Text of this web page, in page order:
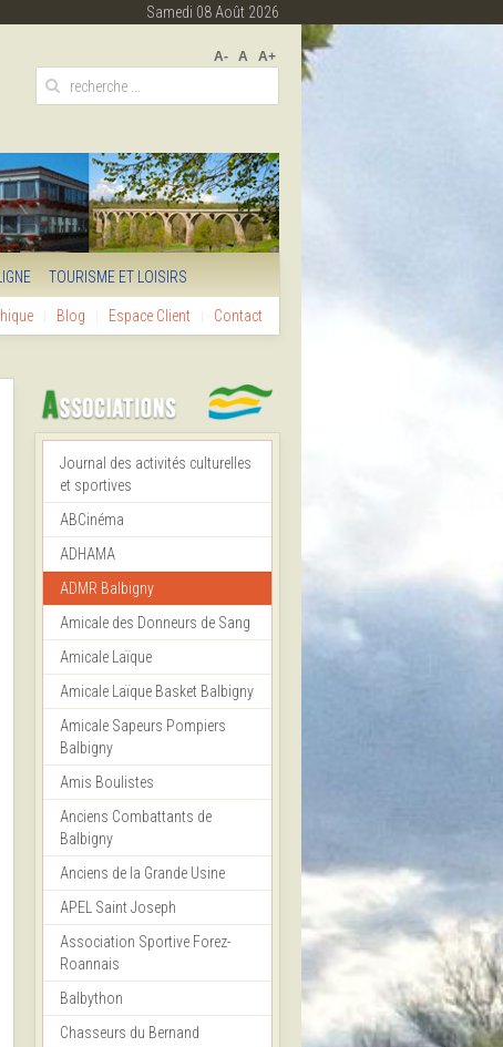
Samedi 08 Août 2026
A- A A+
TOURISME ET LOISIRS
Blog Espace Client Contact
Journal des activités culturelles
et sportives
ABCinéma
ADHAMA
ADMR Balbigny
Amicale des Donneurs de Sang
Amicale Laïque
Amicale Laïque Basket Balbigny
Amicale Sapeurs Pompiers
Balbigny
Amis Boulistes
Anciens Combattants de
Balbigny
Anciens de la Grande Usine
APEL Saint Joseph
Association Sportive Forez-
Roannais
Balbython
Chasseurs du Bernand